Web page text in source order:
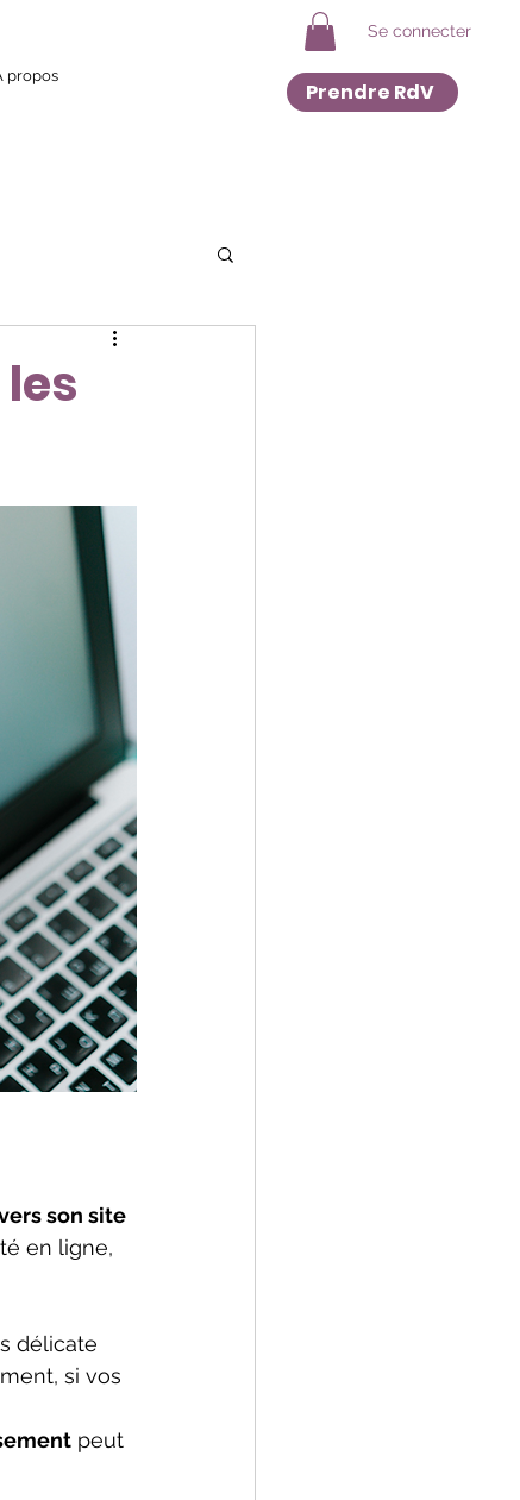
propos
Se connecter
Prendre RdV
son site
en ligne,
délicate
si vos
peut